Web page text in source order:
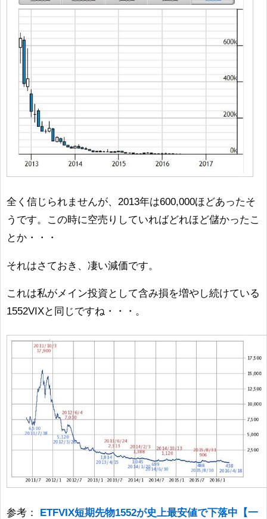
全く信じられませんが、2013年は600,000ほどあったそ
うです。この時に空売りしていればどれほど儲かったこ
とか・・・
それはさておき、凄い減価です。
これは私がメイン投資として含み損を増やし続けている
1552VIXと同じですね・・・。
参考：
ETFVIX短期先物1552が史上最安値で下落中【一